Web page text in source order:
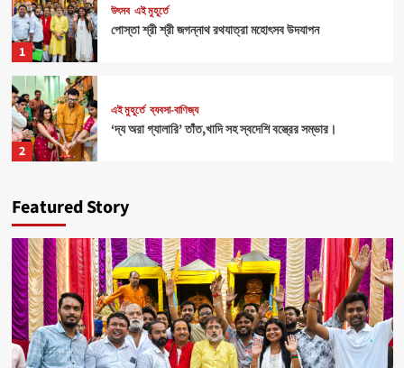
1
উৎসব এই মুহূর্তে
পোস্তা শ্রী শ্রী জগন্নাথ রথযাত্রা মহোৎসব উদযাপন
2
এই মুহূর্তে ব্যবসা-বাণিজ্য
‘দ্য অরা গ্যালারি’ তাঁত,খাদি সহ স্বদেশি বস্ত্রের সম্ভার।
3
Health
4
Sports এই মুহূর্তে
মহিলাদের আত্মনির্ভরতা রক্ষার জন্য বিশেষ ক্যাম্পের ব্যবস্থা।
Featured Story